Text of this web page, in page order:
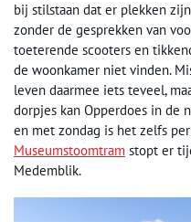
bij stilstaan dat er plekken
zonder de gesprekken van
toeterende scooters en
de woonkamer niet vinden.
leven daarmee iets teveel,
dorpjes kan Opperdoes in de
en met zondag is het zelfs
Museumstoomtram stopt er
Medemblik.